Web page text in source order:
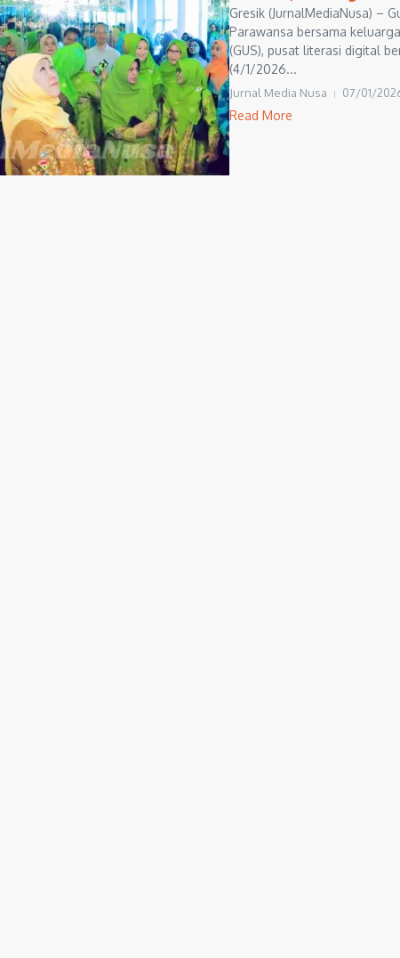
Gresik (JurnalMediaNusa) –
Parawansa bersama
(GUS), pusat literasi digital
(4/1/2026...
Jurnal Media Nusa 07/01/
Read More